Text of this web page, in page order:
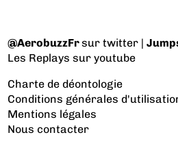
@AerobuzzFrsur twitter |
Les Replays sur youtube
Charte de déontologie
Conditions générales
Mentions légales
Nous contacter